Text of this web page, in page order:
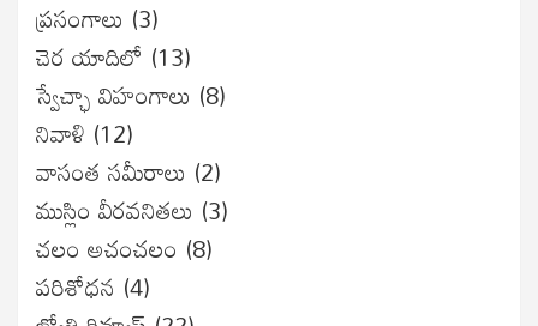
ప్రసంగాలు (3)
చెర యాదిలో (13)
స్వేచ్ఛా విహంగాలు (8)
నివాళి (12)
వాసంత సమీరాలు (2)
ముస్లిం వీరవనితలు (3)
చలం అచంచలం (8)
ప‌రిశోధ‌న‌ (4)